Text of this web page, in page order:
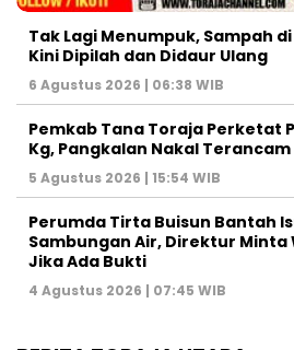
Tak Lagi Menumpuk, Sampah
Kini Dipilah dan Didaur Ulang
6 Agustus 2026 | 06:38 WIB
Pemkab Tana Toraja Perketat
Kg, Pangkalan Nakal
5 Agustus 2026 | 15:54 WIB
Perumda Tirta Buisun Bantah
Sambungan Air, Direktur Minta
Jika Ada Bukti
4 Agustus 2026 | 07:45 WIB